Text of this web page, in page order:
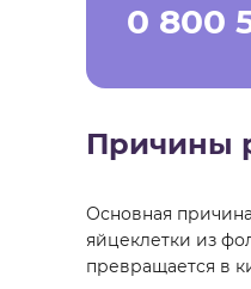
0 800
Причины
Основная
яйцеклетки из
превращается в